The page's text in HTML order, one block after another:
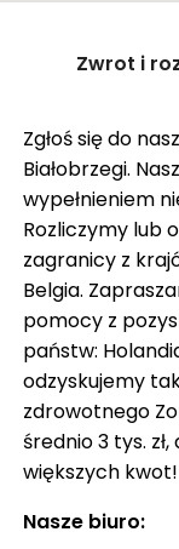
KROK PO KROKU
FAQ
SŁOWNIK
O NAS
KARIERA
DLA FIRM
BLOG
KONTAKT
Zwrot i
Zgłoś się do
Białobrzegi.
wypełnieniem
Rozliczymy lub
zagranicy z
Belgia.
pomocy z
państw:
odzyskujemy
zdrowotnego
średnio 3 tys.
większych kwot!
Nasze biuro: